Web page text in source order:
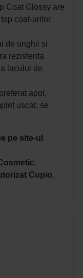
Coat Glossy are
coat-urilor
de unghii si
rezistenta
lacului de
apoi,
uscat, se
pe site-ul
Cupio.